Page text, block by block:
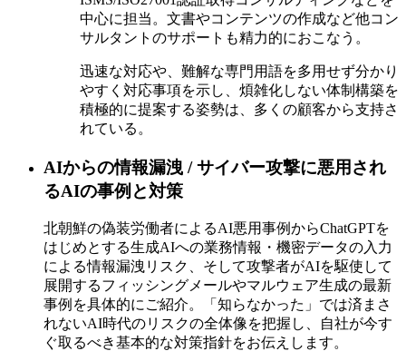
中心に担当。文書やコンテンツの作成など他コン
サルタントのサポートも精力的におこなう。
迅速な対応や、難解な専門用語を多用せず分かり
やすく対応事項を示し、煩雑化しない体制構築を
積極的に提案する姿勢は、多くの顧客から支持さ
れている。
AIからの情報漏洩 / サイバー攻撃に悪用され
るAIの事例と対策
北朝鮮の偽装労働者によるAI悪用事例からChatGPTを
はじめとする生成AIへの業務情報・機密データの入力
による情報漏洩リスク、そして攻撃者がAIを駆使して
展開するフィッシングメールやマルウェア生成の最新
事例を具体的にご紹介。「知らなかった」では済まさ
れないAI時代のリスクの全体像を把握し、自社が今す
ぐ取るべき基本的な対策指針をお伝えします。